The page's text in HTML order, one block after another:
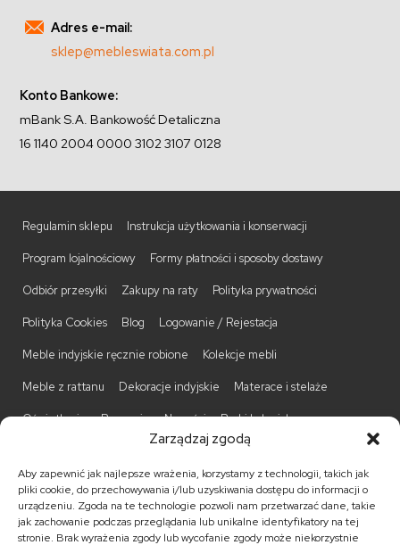
Zarządzaj zgodą
Aby zapewnić jak najlepsze wrażenia, korzystamy z technologii, takich jak
pliki cookie, do przechowywania i/lub uzyskiwania dostępu do informacji o
urządzeniu. Zgoda na te technologie pozwoli nam przetwarzać dane, takie
jak zachowanie podczas przeglądania lub unikalne identyfikatory na tej
stronie. Brak wyrażenia zgody lub wycofanie zgody może niekorzystnie
Adres e-mail:
sklep@mebleswiata.com.pl
Konto Bankowe:
mBank S.A. Bankowość Detaliczna
16 1140 2004 0000 3102 3107 0128
Regulamin sklepu Instrukcja użytkowania i konserwacji
Program lojalnościowy Formy płatności i sposoby dostawy
Odbiór przesyłki Zakupy na raty Polityka prywatności
Polityka Cookies Blog Logowanie / Rejestacja
Meble indyjskie ręcznie robione Kolekcje mebli
Meble z rattanu Dekoracje indyjskie Materace i stelaże
Oświetlenie Promocje Nowości Barki kolonialne
Komody kolonialne Krzesła kolonialne
Kufry indyjskie Ławki kolonialne Łóżka kolonialne
Parawany kolonialne Półki kolonialne Regały kolonialne